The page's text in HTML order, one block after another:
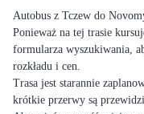
Autobus z Tczew do
Ponieważ na tej trasie
formularza wyszukiwania,
rozkładu i cen.
Trasa jest starannie
krótkie przerwy są